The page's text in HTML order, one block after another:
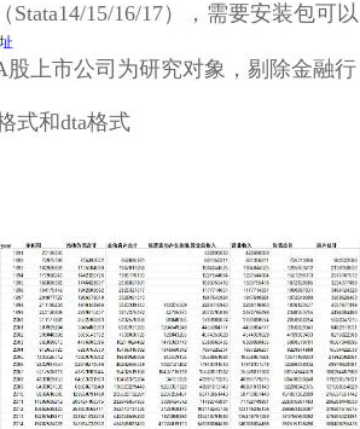
Stata14/15/16/17），需要安装包可以
上市公司为研究对象，剔除金融行
式和dta格式